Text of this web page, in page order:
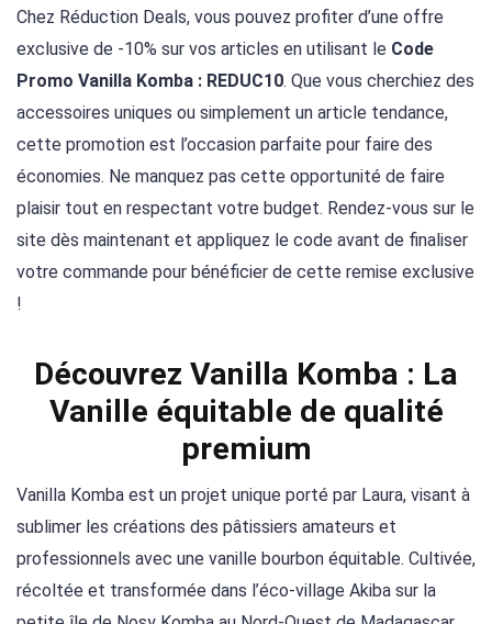
Chez Réduction Deals, vous pouvez profiter d’une offre
exclusive de -10% sur vos articles en utilisant le Code
Promo Vanilla Komba : REDUC10. Que vous cherchiez des
accessoires uniques ou simplement un article tendance,
cette promotion est l’occasion parfaite pour faire des
économies. Ne manquez pas cette opportunité de faire
plaisir tout en respectant votre budget. Rendez-vous sur le
site dès maintenant et appliquez le code avant de finaliser
votre commande pour bénéficier de cette remise exclusive
!
Découvrez Vanilla Komba : La
Vanille équitable de qualité
premium
Vanilla Komba est un projet unique porté par Laura, visant à
sublimer les créations des pâtissiers amateurs et
professionnels avec une vanille bourbon équitable. Cultivée,
récoltée et transformée dans l’éco-village Akiba sur la